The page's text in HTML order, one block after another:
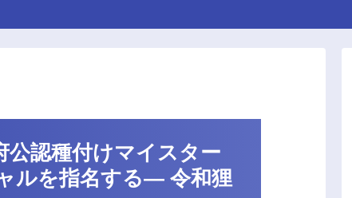
認種付けマイスター
ルを指名する― 令和狸